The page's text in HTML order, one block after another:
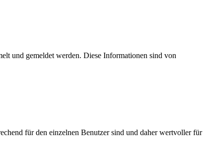
und gemeldet werden. Diese Informationen sind von
für den einzelnen Benutzer sind und daher wertvoller für